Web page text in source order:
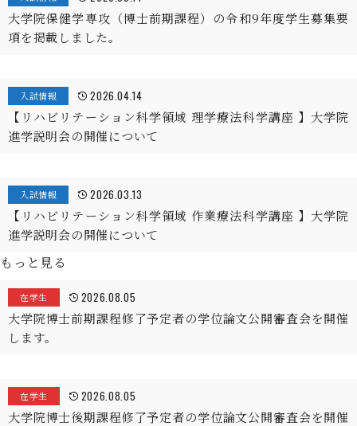
大学院保健学専攻（博士前期課程）の令和9年度学生募集要
項を掲載しました。
入試情報 2026.04.14
【リハビリテーション科学領域 理学療法科学講座 】大学院
進学説明会の開催について
入試情報 2026.03.13
【リハビリテーション科学領域 作業療法科学講座 】大学院
進学説明会の開催について
もっと見る
在学生 2026.08.05
大学院博士前期課程修了予定者の学位論文公開審査会を開催
します。
在学生 2026.08.05
大学院博士後期課程修了予定者の学位論文公開審査会を開催